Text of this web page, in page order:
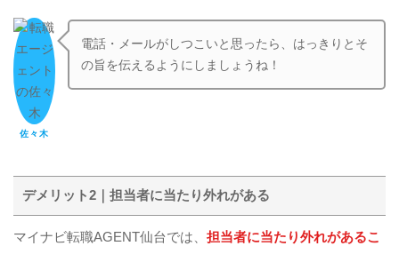
佐々木
電話・メールがしつこいと思ったら、はっきりとそ
の旨を伝えるようにしましょうね！
デメリット2｜担当者に当たり外れがある
マイナビ転職AGENT仙台では、 担当者に当たり外れがあるこ